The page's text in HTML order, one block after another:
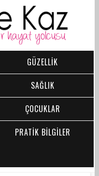
GÜZELLİK
SAĞLIK
ÇOCUKLAR
PRATİK BİLGİLER